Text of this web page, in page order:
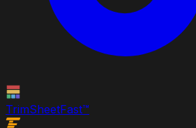
TrimSheetFast™